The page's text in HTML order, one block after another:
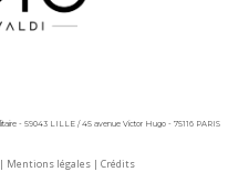
- 59043 LILLE / 45 avenue Victor Hugo - 75116 PARIS
| Mentions légales | Crédits